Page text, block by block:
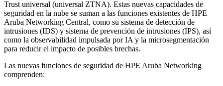
Trust universal (universal ZTNA). Estas nuevas capacidades de
seguridad en la nube se suman a las funciones existentes de HPE
Aruba Networking Central, como su sistema de detección de
intrusiones (IDS) y sistema de prevención de intrusiones (IPS), así
como la observabilidad impulsada por IA y la microsegmentación
para reducir el impacto de posibles brechas.
Las nuevas funciones de seguridad de HPE Aruba Networking
comprenden: